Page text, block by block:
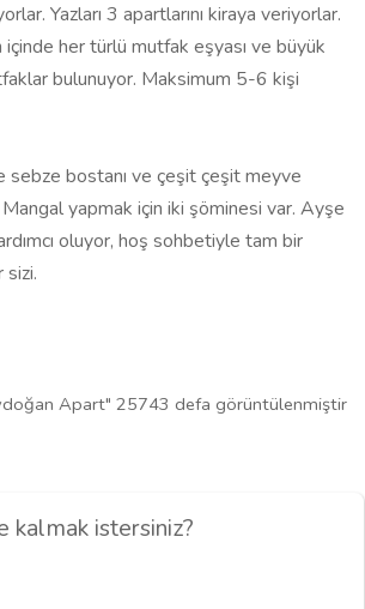
Yazları 3 apartlarını kiraya veriyorlar.
içinde her türlü mutfak eşyası ve büyük
bulunuyor. Maksimum 5-6 kişi
sebze bostanı ve çeşit çeşit meyve
Mangal yapmak için iki şöminesi var. Ayşe
oluyor, hoş sohbetiyle tam bir
sizi.
Apart" 25743 defa görüntülenmiştir
kalmak istersiniz?